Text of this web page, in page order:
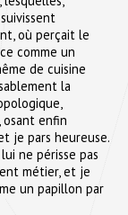
où perçait le
comme un
de cuisine
la
osant enfin
je pars heureuse.
ne périsse pas
métier, et je
un papillon par